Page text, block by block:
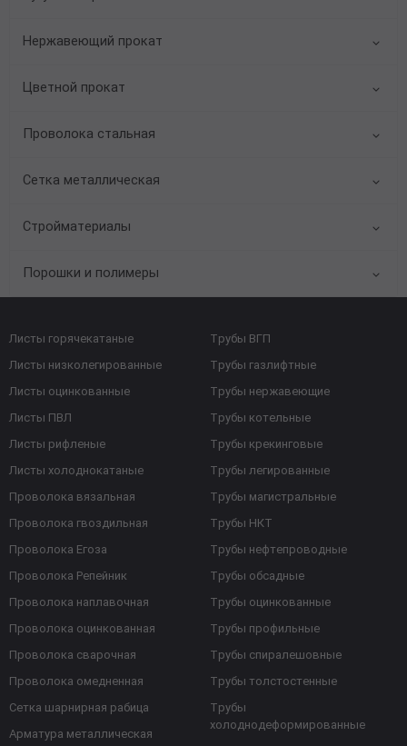
Нержавеющий прокат
Цветной прокат
Проволока стальная
Сетка металлическая
Стройматериалы
Порошки и полимеры
Листы горячекатаные
Листы низколегированные
Листы оцинкованные
Листы ПВЛ
Листы рифленые
Листы холоднокатаные
Проволока вязальная
Проволока гвоздильная
Проволока Егоза
Проволока Репейник
Проволока наплавочная
Проволока оцинкованная
Проволока сварочная
Проволока омедненная
Сетка шарнирная рабица
Арматура металлическая
Трубы ВГП
Трубы газлифтные
Трубы нержавеющие
Трубы котельные
Трубы крекинговые
Трубы легированные
Трубы магистральные
Трубы НКТ
Трубы нефтепроводные
Трубы обсадные
Трубы оцинкованные
Трубы профильные
Трубы спиралешовные
Трубы толстостенные
Трубы
холоднодеформированные